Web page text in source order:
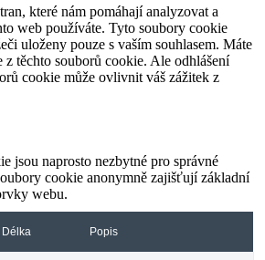
které nám pomáhají analyzovat a
web používáte. Tyto soubory cookie
uloženy pouze s vaším souhlasem. Máte
z těchto souborů cookie. Ale odhlášení
cookie může ovlivnit váš zážitek z
jsou naprosto nezbytné pro správné
cookie anonymně zajišťují základní
webu.
Délka Popis